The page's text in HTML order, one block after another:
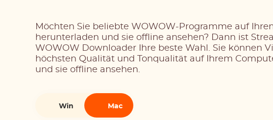
Möchten Sie beliebte WOWOW-Programme auf
herunterladen und sie offline ansehen? Dann ist
WOWOW Downloader Ihre beste Wahl. Sie können
höchsten Qualität und Tonqualität auf Ihrem
und sie offline ansehen.
Win Mac